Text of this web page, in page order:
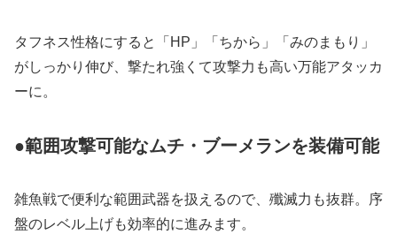
タフネス性格にすると「HP」「ちから」「みのまもり」
がしっかり伸び、撃たれ強くて攻撃力も高い万能アタッカ
ーに。
●範囲攻撃可能なムチ・ブーメランを装備可能
雑魚戦で便利な範囲武器を扱えるので、殲滅力も抜群。序
盤のレベル上げも効率的に進みます。